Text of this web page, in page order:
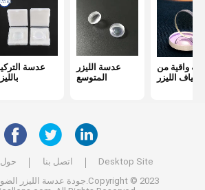
عدسة
عدسة الليزر
المتوسع
واقية من
ألياف الليزر
حول اتصل بنا
Desktop Site
جودة عدسة الليزر